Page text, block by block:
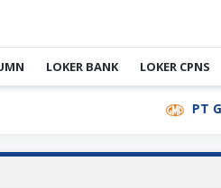
LOKER BANK LOKER CPNS
PT Gunung